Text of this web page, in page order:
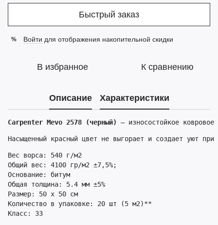
Быстрый заказ
% Войти для отображения накопительной скидки
В избранное К сравнению
Описание Характеристики
Carpenter Mevo 2578 (черный) – износостойкое
Насыщенный красный цвет не выгорает и создает уют
Вес ворса: 540 г/м2
Общий вес: 4100 гр/м2 ±7,5%;
Основание: битум
Общая толщина: 5.4 мм ±5%
Размер: 50 x 50 см
Количество в упаковке: 20 шт (5 м2)**
Класс: 33